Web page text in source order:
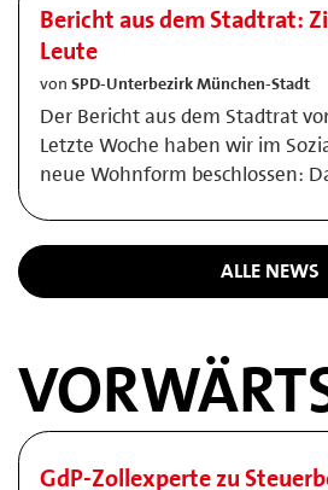
Bericht aus dem Stadtrat:
Leute
von SPD-Unterbezirk München-Stadt
Der Bericht aus dem Stadtrat
Letzte Woche haben wir im
neue Wohnform beschlossen:
ALLE NEWS
GdP-Zollexperte zu